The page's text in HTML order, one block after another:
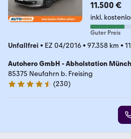
11.500 €
inkl.
Guter Preis
Unfallfrei • EZ 04/2016• 97.358 km •
Autohero GmbH - Abholstation
85375 Neufahrn b. Freising
4.4 Sterne
(230)